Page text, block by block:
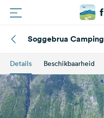
Routes
Campings
Magazine
Soggebrua Camping
Details Beschikbaarheid